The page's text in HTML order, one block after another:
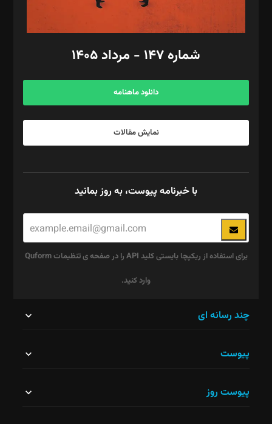
مد‌یر توسعه تجاری: کامبیز برید‌
امور مالی: شاپور رهبری، محمد‌ کاظمی‌نیا
آگهی و مشترکین: ۰۹۱۹۹۹۹۰۴۵۴
شماره ۱۴۷ - مرداد ۱۴۰۵
دانلود ماهنامه
نمایش مقالات
با خبرنامه پیوست، به روز بمانید
برای استفاده از ریکپچا بایستی کلید API را در صفحه ی تنظیمات Quform
وارد کنید.
نباید
چند رسانه ای
پیوست
پیوست روز